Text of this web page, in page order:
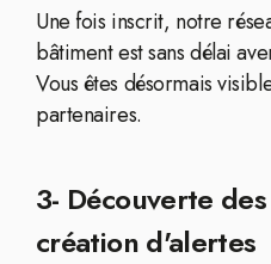
Une fois inscrit, notre
bâtiment est sans délai
Vous êtes désormais
partenaires.
3- Découverte
création d'alertes